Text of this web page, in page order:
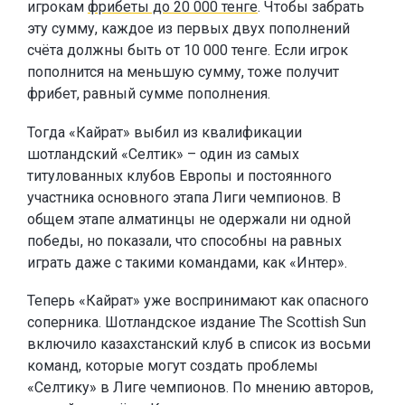
игрокам фрибеты до 20 000 тенге. Чтобы забрать
эту сумму, каждое из первых двух пополнений
счёта должны быть от 10 000 тенге. Если игрок
пополнится на меньшую сумму, тоже получит
фрибет, равный сумме пополнения.
Тогда «Кайрат» выбил из квалификации
шотландский «Селтик» – один из самых
титулованных клубов Европы и постоянного
участника основного этапа Лиги чемпионов. В
общем этапе алматинцы не одержали ни одной
победы, но показали, что способны на равных
играть даже с такими командами, как «Интер».
Теперь «Кайрат» уже воспринимают как опасного
соперника. Шотландское издание The Scottish Sun
включило казахстанский клуб в список из восьми
команд, которые могут создать проблемы
«Селтику» в Лиге чемпионов. По мнению авторов,